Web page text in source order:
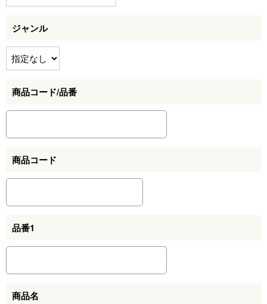
ジャンル
商品コード/品番
商品コード
品番1
商品名